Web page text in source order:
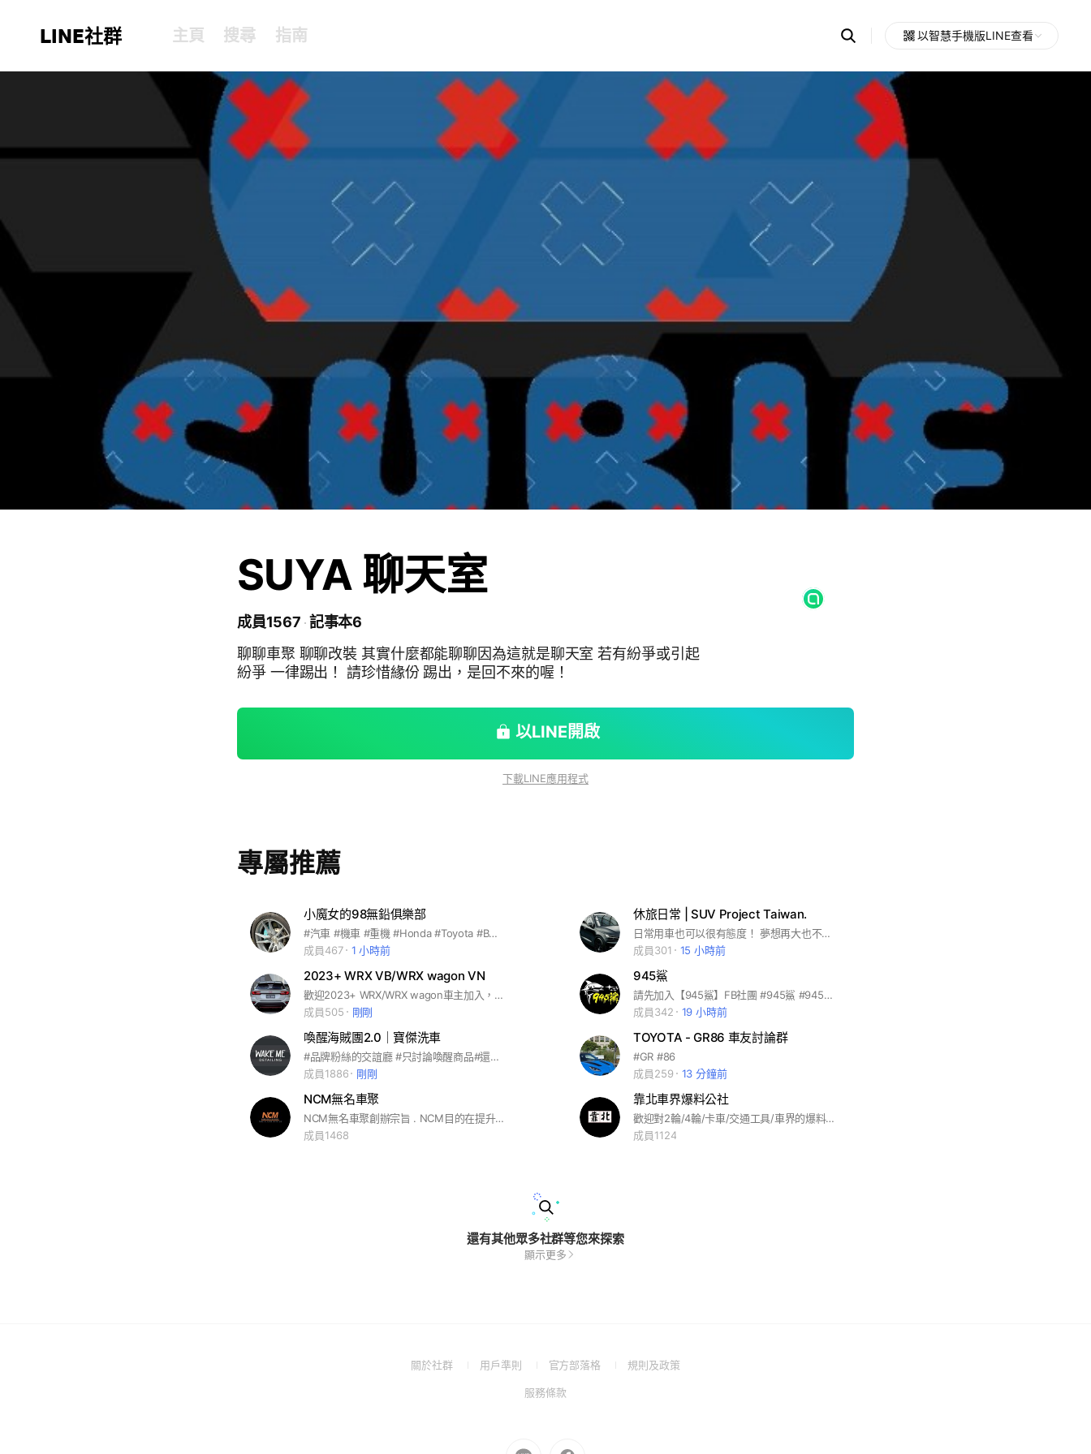
LINE社群 主頁 搜尋 指南 Search
OpenChats
messages
search
area
以智慧手機版LINE查看
SUYA 聊天室
成員1567 記事本6
聊聊車聚 聊聊改裝 其實什麼都能聊聊因為這就是聊天室 若有紛爭或引起
紛爭 一律踢出！ 請珍惜緣份 踢出，是回不來的喔！
以LINE開啟
下載LINE應用程式
專屬推薦
小魔女的98無鉛俱樂部
#汽車 #機車 #重機 #Honda #Toyota #BMW #跑山 #彎道小魔女 #benz #VW #寶獅 #Yamaha #nissan #三菱 #mitsubishi #mazda #本田 #馬自達 #福斯 #ford #福特 #Subaru #lexus #suzuki #luxgen #納智捷
成員467
1 小時前
休旅日常 | SUV Project Taiwan.
日常用車也可以很有態度！ 夢想再大也不嫌大，追夢的人再小也不嫌小 [No dream is too big, and no dreamer is too small.j
成員301
15 小時前
2023+ WRX VB/WRX wagon VN
歡迎2023+ WRX/WRX wagon車主加入，頭貼需使用愛車照，並請加入FB社團“SUBARU SUYA CLUB”一起同歡，歡迎你！
成員505
剛剛
945鯊
請先加入【945鯊】FB社團 #945鯊 #945STI #SUBARU #IMPREZA #WRX #STI ＃GC8 ＃GF8 #GDA #GDB #GGA #GGG #GRF #GVF #VAG #VAF #速霸陸 #486 #WRXSTI #LEVORG #FORESTER #XV 請先加入【945鯊】FB社團 發起自我介紹文後方可入群，謝謝
成員342
19 小時前
喚醒海賊團2.0｜寶傑洗車
#品牌粉絲的交誼廳 #只討論喚醒商品#還有打屁聊天
成員1886
剛剛
TOYOTA - GR86 車友討論群
#GR #86
成員259
13 分鐘前
NCM無名車聚
NCM無名車聚創辦宗旨 . NCM目的在提升國內的車圈品質，透過打造一個優質的無差別車聚平台，不分改裝與否、車價高低，從兩門Smart到F150大型皮卡都可參與，這個聚會是不擾民且靜態的優質活動，讓所有車友都能在這個平台分享對四輪的熱愛。 *NCM為NamelessCarMeet的簡寫
成員1468
靠北車界爆料公社
歡迎對2輪/4輪/卡車/交通工具/車界的爆料~ 不良店家~不良賣家~好笑的~新奇的~ 或是被車友坑了~ 買到爛料賣方射後不理等等~ 僅限關於交通工具~ 也就是一切可載人的爆料~ 其餘不相關的爆料會刪除文~ 歡迎大家看熱鬧~ 也希望大家買賣可以預防惡質賣家買家~ 發言請自重，攸關法律問題，請自行處理！ 嚴禁販售/直播分享，違者退社⋯⋯
成員1124
還有其他眾多社群等您來探索
顯示更多
關於社群
(Open用戶準則
(Open
a
官方部落格
(Open規則及政策(Open
服務條款(Open
Go Go